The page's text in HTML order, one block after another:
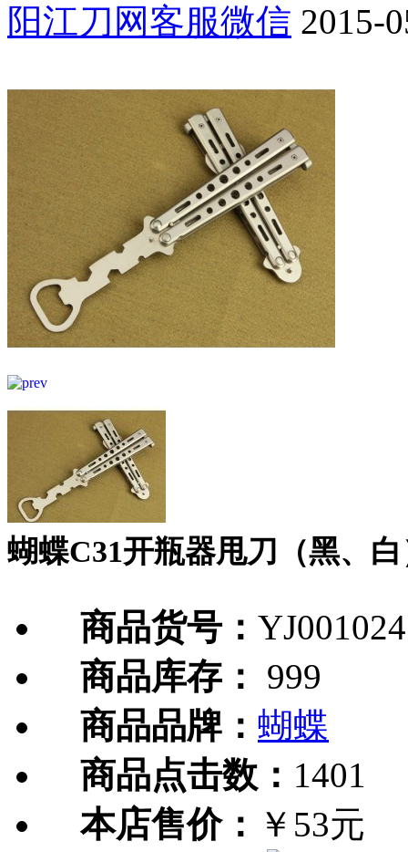
阳江刀网客服微信 2015-
蝴蝶C31开瓶器甩刀（黑、
商品货号： YJ001024
商品库存：
999
商品品牌： 蝴蝶
商品点击数： 1401
本店售价： ￥53元